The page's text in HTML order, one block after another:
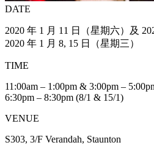
DATE
2020 年 1 月 11 日（星期六）及
2020 年 1 月 8, 15 日（星期三）
TIME
11:00am – 1:00pm & 3:00pm –
6:30pm – 8:30pm (8/1 & 15/1)
VENUE
S303, 3/F Verandah, Staunton